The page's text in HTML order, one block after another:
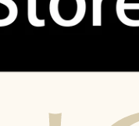
Sorular